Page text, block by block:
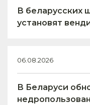
В беларусских
установят
06.08.2026
В Беларуси